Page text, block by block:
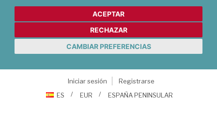
ACEPTAR
RECHAZAR
CAMBIAR PREFERENCIAS
Iniciar sesión
Registrarse
ES
EUR ESPAÑA PENINSULAR